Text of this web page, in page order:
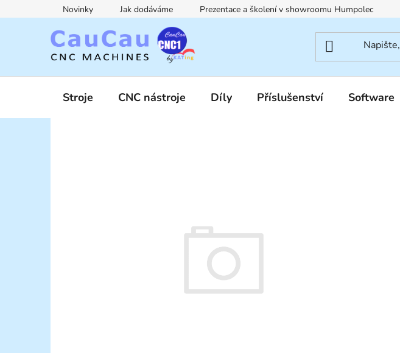
na
Novinky Jak dodáváme Prezentace a školení v showroomu Humpolec
Stroje CNC nástroje Díly Příslušenství Software